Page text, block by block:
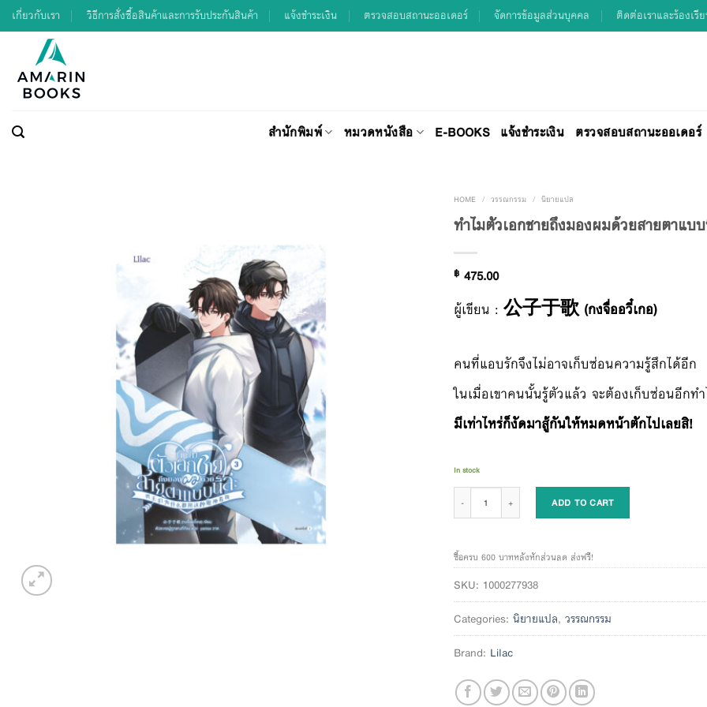
Skip
to
เกี่ยวกับเรา วิธีการสั่งซื้อสินค้าและการรับประกันสินค้า แจ้งชำระเงิน ตรวจสอบสถานะออเดอร์ จัดการข้อมูลส่วนบุคคล ติดต่อเราและร้องเรี
สำนักพิมพ์ หมวดหนังสือ E-BOOKS แจ้งชำระเงิน ตรวจสอบสถานะออเดอร์
HOME / วรรณกรรม / นิยายแปล
ทำไมตัวเอกชายถึงมองผมด้วยสายตาแบ
฿ 475.00
ผู้เขียน : 公子于歌 (กงจื่ออวี๋เกอ)
คนที่แอบรักจึงไม่อาจเก็บซ่อนความรู้สึกได้อีก
ในเมื่อเขาคนนั้นรู้ตัวแล้ว จะต้องเก็บซ่อนอีกท
มีเท่าไหร่ก็งัดมาสู้กันให้หมดหน้าตักไปเลยสิ!
In stock
ADD TO CART
ซื้อครบ 600 บาทหลังหักส่วนลด ส่งฟรี!
SKU: 1000277938
Categories: นิยายแปล, วรรณกรรม
Brand: Lilac